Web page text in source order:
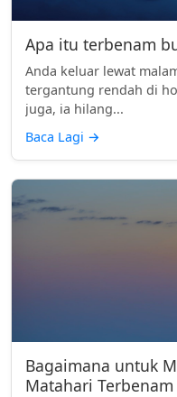
Apa itu terbenam
Anda keluar lewat
tergantung rendah di
juga, ia hilang...
Baca Lagi →
Bagaimana untuk
Matahari Terbenam